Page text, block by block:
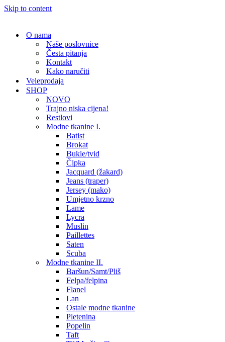
Skip to content
O nama
Naše poslovnice
Česta pitanja
Kontakt
Kako naručiti
Veleprodaja
SHOP
NOVO
Trajno niska cijena!
Restlovi
Modne tkanine I.
Batist
Brokat
Bukle/tvid
Čipka
Jacquard (žakard)
Jeans (traper)
Jersey (mako)
Umjetno krzno
Lame
Lycra
Muslin
Paillettes
Saten
Scuba
Modne tkanine II.
Baršun/Samt/Pliš
Felpa/felpina
Flanel
Lan
Ostale modne tkanine
Pletenina
Popelin
Taft